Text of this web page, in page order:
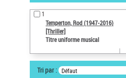
Œuvres liées à l'auteur :
Temperton, Rod (1947-2016)
Sauvegarder votre recherche
AFFINER
Type de notice d'autorité
1
Temperton, Rod (1947-2016)
[Thriller]
Titre uniforme musical
Tri par : Défaut